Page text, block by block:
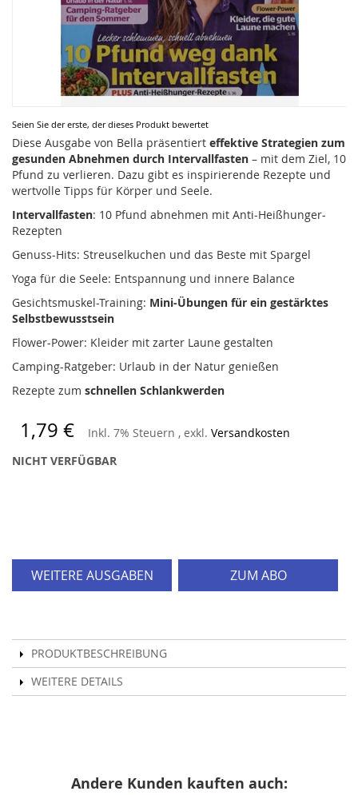
Seien Sie der erste, der dieses Produkt bewertet
Diese Ausgabe von Bella präsentiert effektive Strategien zum
gesunden Abnehmen durch Intervallfasten – mit dem Ziel, 10
Pfund zu verlieren. Dazu gibt es inspirierende Rezepte und
wertvolle Tipps für Körper und Seele.
Intervallfasten: 10 Pfund abnehmen mit Anti-Heißhunger-
Rezepten
Genuss-Hits: Streuselkuchen und das Beste mit Spargel
Yoga für die Seele: Entspannung und innere Balance
Gesichtsmuskel-Training: Mini-Übungen für ein gestärktes
Selbstbewusstsein
Flower-Power: Kleider mit zarter Laune gestalten
Camping-Ratgeber: Urlaub in der Natur genießen
Rezepte zum schnellen Schlankwerden
1,79 € Inkl. 7% Steuern , exkl. Versandkosten
NICHT VERFÜGBAR
WEITERE AUSGABEN ZUM ABO
PRODUKTBESCHREIBUNG
WEITERE DETAILS
Zum
Anfang
der
Bildergalerie
springen
Andere Kunden kauften auch: